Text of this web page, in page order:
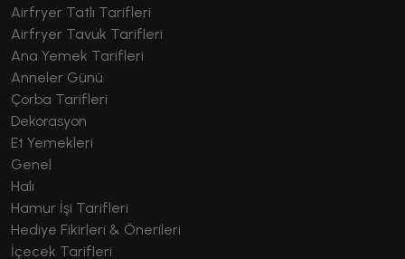
Airfryer Tatlı Tarifleri
Airfryer Tavuk Tarifleri
Ana Yemek Tarifleri
Anneler Günü
Çorba Tarifleri
Dekorasyon
Et Yemekleri
Genel
Halı
Hamur İşi Tarifleri
Hediye Fikirleri & Önerileri
İçecek Tarifleri